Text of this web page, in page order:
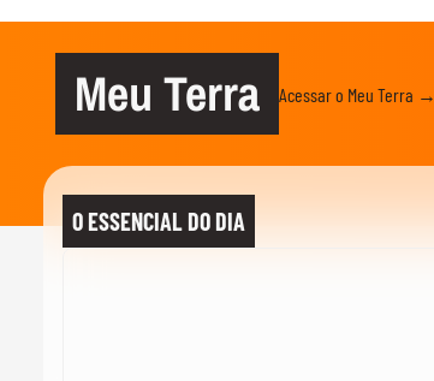
Meu Terra Acessar o Meu Terra →
O ESSENCIAL DO DIA